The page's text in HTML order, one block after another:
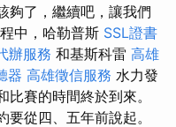
夠了，繼續吧，讓我們
中，哈勒普斯 SSL證書
辦服務 和基斯科雷 高雄
器 高雄徵信服務 水力發
賽的時間終於到來。
要從四、五年前說起。